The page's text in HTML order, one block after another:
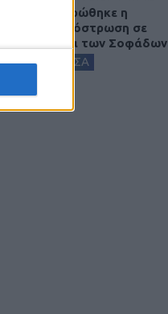
Ολοκληρώθηκε η
ασφαλτόστρωση σε
τμήματα των Σοφάδων
ΚΑΡΔΙΤΣΑ